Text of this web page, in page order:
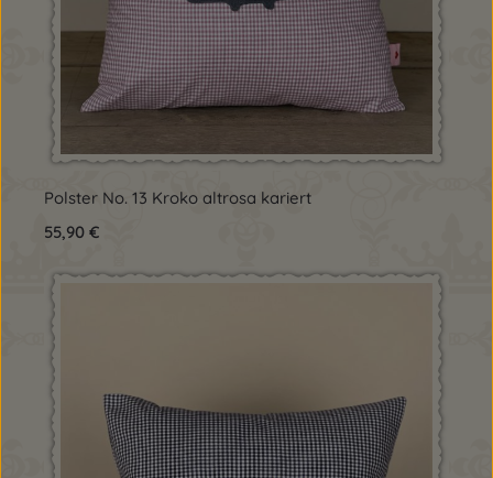
Polster No. 13 Kroko altrosa kariert
Regulärer Preis:
55,90 €